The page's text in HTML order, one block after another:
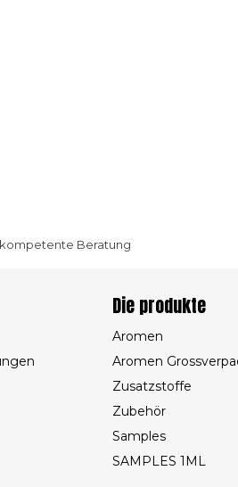
Beratung
Die produkte
Aromen
Aromen
Zusatzstoffe
Zubehör
Samples
SAMPLES 1ML